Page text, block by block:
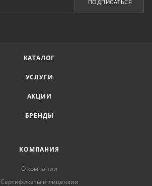
ПОДПИСАТЬСЯ
КАТАЛОГ
УСЛУГИ
АКЦИИ
БРЕНДЫ
КОМПАНИЯ
О компании
Сертификаты и лицензии